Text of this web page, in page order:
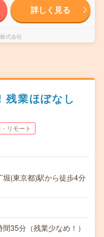
詳しく見る
式会社
残業ほぼなし
リモート
(東京都)駅から徒歩4分
35分（残業少なめ！）